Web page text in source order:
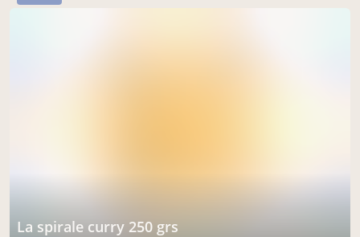
la spirale curry 250 grs